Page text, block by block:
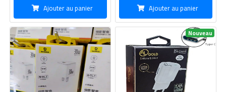
Acceil Catégories
0
Panier
Boite Original Baseue Type C-
Nouveau
Chargeur GOLD HOCO -Type C